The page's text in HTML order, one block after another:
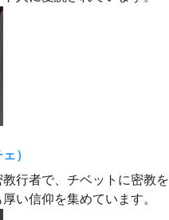
）
行者で、チベットに密教を
い信仰を集めています。